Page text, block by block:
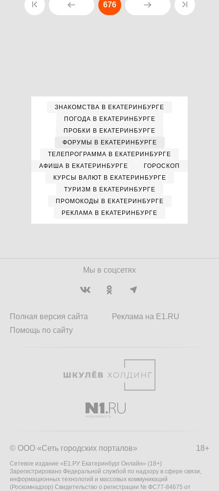
676
ЗНАКОМСТВА В ЕКАТЕРИНБУРГЕ
ПОГОДА В ЕКАТЕРИНБУРГЕ
ПРОБКИ В ЕКАТЕРИНБУРГЕ
ФОРУМЫ В ЕКАТЕРИНБУРГЕ
ТЕЛЕПРОГРАММА В ЕКАТЕРИНБУРГЕ
АФИША В ЕКАТЕРИНБУРГЕ
ГОРОСКОП
КУРСЫ ВАЛЮТ В ЕКАТЕРИНБУРГЕ
ТУРИЗМ В ЕКАТЕРИНБУРГЕ
ПРОМОКОДЫ В ЕКАТЕРИНБУРГЕ
РЕКЛАМА В ЕКАТЕРИНБУРГЕ
Мы в соцсетях
Полная версия сайта
Помощь по сайту
Реклама на E1.RU
18+
© ООО «Сеть городских порталов»
Сетевое издание «Е1.РУ Екатеринбург Онлайн» (18+)
Зарегистрировано Федеральной службой по надзору в сфере связи,
информационных технологий и массовых коммуникаций
(Роскомнадзор) Свидетельство о регистрации № ФС77-84675 от